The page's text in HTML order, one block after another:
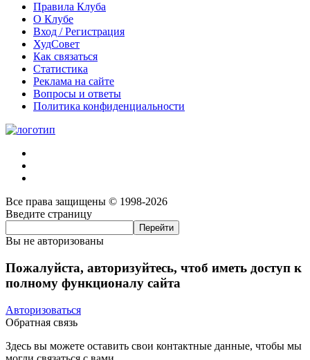
Правила Клуба
О Клубе
Вход / Регистрация
ХудСовет
Как связаться
Статистика
Реклама на сайте
Вопросы и ответы
Политика конфиденциальности
Все права защищены © 1998-2026
Введите страницу
Вы не авторизованы
Пожалуйста, авторизуйтесь, чтоб иметь доступ к
полному функционалу сайта
Авторизоваться
Обратная связь
Здесь вы можете оставить свои контактные данные, чтобы мы